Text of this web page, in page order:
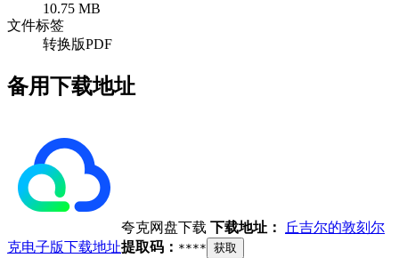
10.75 MB
文件标签
转换版PDF
备用下载地址
夸克网盘下载 下载地址：
丘吉尔的敦刻尔
克电子版下载地址提取码： **** 获取